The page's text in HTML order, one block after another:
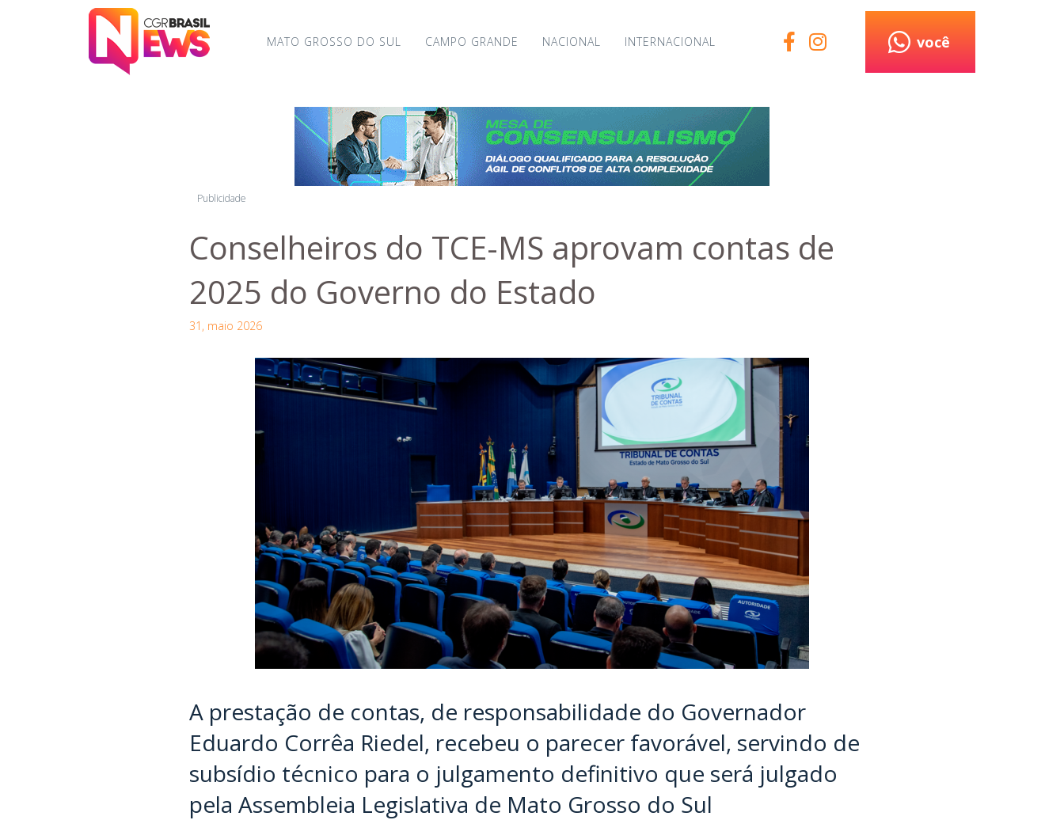
MATO GROSSO DO SUL CAMPO GRANDE NACIONAL INTERNACIONAL você
Publicidade
Conselheiros do TCE-MS aprovam contas de
2025 do Governo do Estado
31, maio 2026
A prestação de contas, de responsabilidade do Governador
Eduardo Corrêa Riedel, recebeu o parecer favorável, servindo de
subsídio técnico para o julgamento definitivo que será julgado
pela Assembleia Legislativa de Mato Grosso do Sul